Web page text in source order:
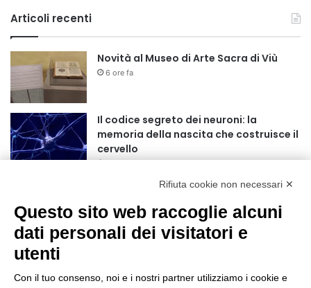
Articoli recenti
Novità al Museo di Arte Sacra di Viù
6 ore fa
Il codice segreto dei neuroni: la
memoria della nascita che costruisce il
cervello
Una guida alimentare per affrontare i
portare in tavola a Ferragosto
11 ore fa
Alberto Mossi
Rifiuta cookie non necessari ✕
Questo sito web raccoglie alcuni
dati personali dei visitatori e
utenti
Con il tuo consenso, noi e i nostri partner utilizziamo i cookie e